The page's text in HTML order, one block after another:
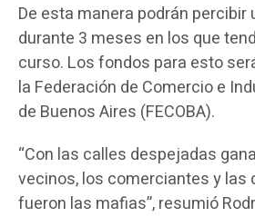
De esta manera podrán percibir
durante 3 meses en los que
curso. Los fondos para esto
la Federación de Comercio e
de Buenos Aires (FECOBA).
“Con las calles despejadas
vecinos, los comerciantes y las
fueron las mafias”, resumió